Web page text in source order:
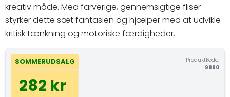
kreativ måde. Med farverige, gennemsigtige fliser
styrker dette sæt fantasien og hjælper med at udvikle
kritisk tænkning og motoriske færdigheder.
SOMMERUDSALG
282 kr
Produktkode:
9880